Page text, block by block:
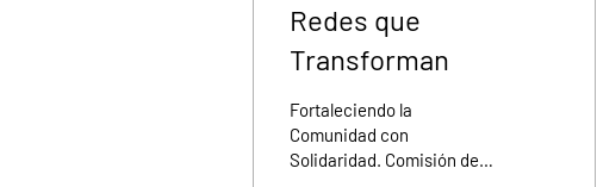
Redes que
Transforman
Fortaleciendo la
Comunidad con
Solidaridad. Comisión de